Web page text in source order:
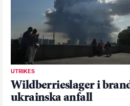
UTRIKES
Wildberrieslager i
ukrainska anfall